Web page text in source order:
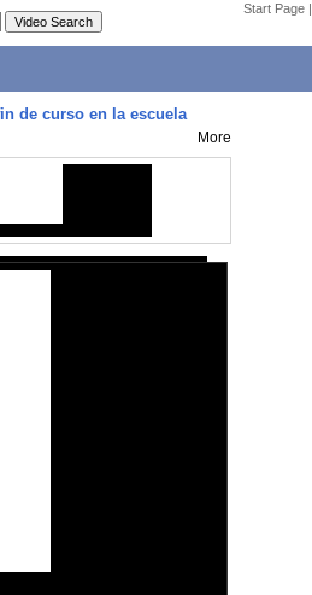
Start Page |
de curso en la escuela
More